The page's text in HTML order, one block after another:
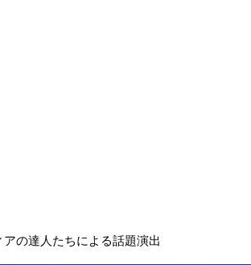
の達人たちによる話題演出